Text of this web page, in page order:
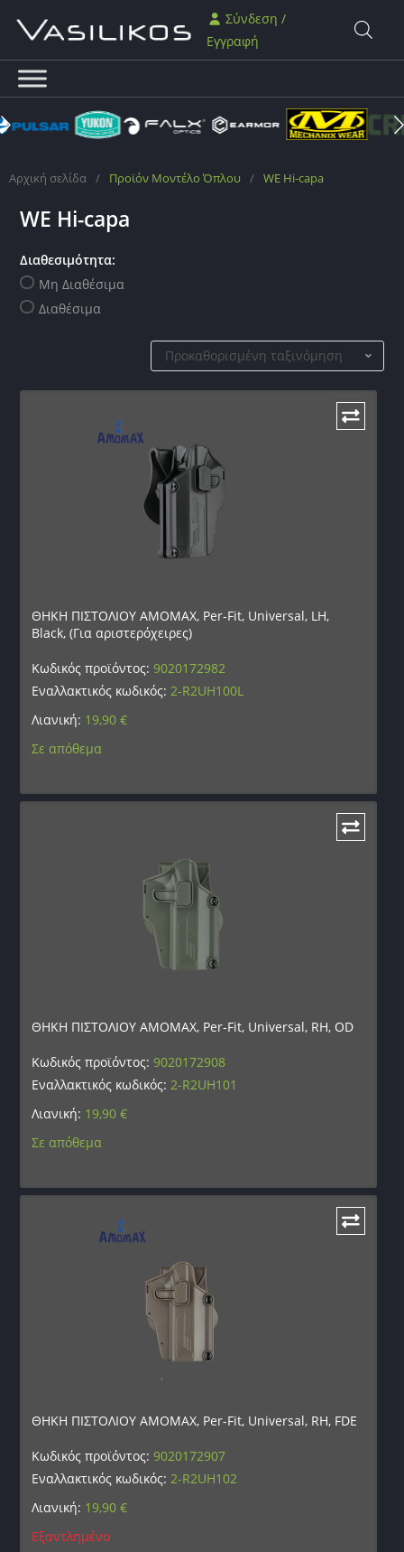
Σύνδεση /
Εγγραφή
Αρχική σελίδα / Προϊόν Μοντέλο Όπλου / WE Hi-capa
WE Hi-capa
Διαθεσιμότητα:
Μη Διαθέσιμα
Διαθέσιμα
Προκαθορισμένη ταξινόμηση
ΘΗΚΗ ΠΙΣΤΟΛΙΟΥ AMOMAX, Per-Fit, Universal, LH,
Black, (Για αριστερόχειρες)
Κωδικός προϊόντος:9020172982
Εναλλακτικός κωδικός:2-R2UH100L
Λιανική: 19,90€
Σε απόθεμα
ΘΗΚΗ ΠΙΣΤΟΛΙΟΥ AMOMAX, Per-Fit, Universal, RH, OD
Κωδικός προϊόντος:9020172908
Εναλλακτικός κωδικός:2-R2UH101
Λιανική: 19,90€
Σε απόθεμα
ΘΗΚΗ ΠΙΣΤΟΛΙΟΥ AMOMAX, Per-Fit, Universal, RH, FDE
Κωδικός προϊόντος:9020172907
Εναλλακτικός κωδικός:2-R2UH102
Λιανική: 19,90€
Εξαντλημένο